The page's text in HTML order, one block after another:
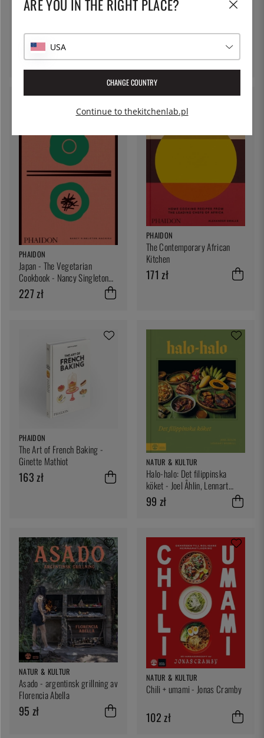
Cracco in Galleria - Carlo
Cracco
227 zł
PHAIDON
Japan - The Vegetarian
Cookbook - Nancy Singleton
Hachisu
227 zł
PHAIDON
The Contemporary African
Kitchen
171 zł
PHAIDON
The Art of French Baking -
Ginette Mathiot
163 zł
NATUR & KULTUR
Halo-halo: Det filippinska
köket - Joel Åhlin, Lennart
Weibull
99 zł
NATUR & KULTUR
Asado - argentinsk grillning av
Florencia Abella
95 zł
NATUR & KULTUR
Chili + umami - Jonas Cramby
102 zł
ARE YOU IN THE RIGHT PLACE?
USA
CHANGE COUNTRY
Continue to thekitchenlab.pl